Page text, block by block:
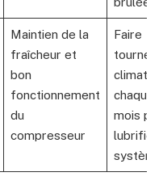
Maintien de la
fraîcheur et
bon
fonctionnement
du
compresseur
Faire
tourner
chaque
mois
lubrifier
système